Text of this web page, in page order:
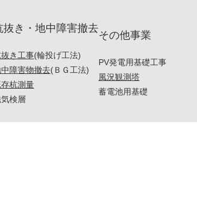
抜き・地中障害撤去
き工事(輪投げ工法)
障害物撤去(ＢＧ工法)
存杭測量
検層
その他事業
PV発電用基礎工事
風況観測塔
蓄電池用基礎